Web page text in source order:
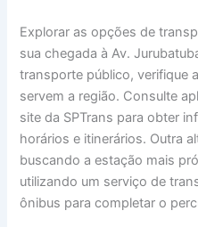
Explorar as opções de
sua chegada à Av.
transporte público, verifique
servem a região. Consulte
site da SPTrans para obter
horários e itinerários. Outra
buscando a estação mais
utilizando um serviço de
ônibus para completar o